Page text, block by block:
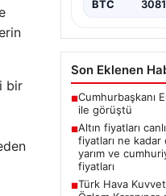
bir
BTC
Son Eklenen
■Cumhurbaşkanı
ile görüştü
■Altın fiyatları
fiyatları ne
yarım ve
fiyatları
■Türk Hava